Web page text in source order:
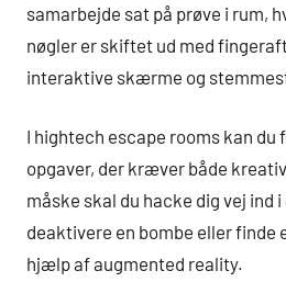
samarbejde sat på prøve i rum,
nøgler er skiftet ud med
interaktive skærme og
I hightech escape rooms kan du
opgaver, der kræver både
måske skal du hacke dig vej ind
deaktivere en bombe eller finde
hjælp af augmented reality.